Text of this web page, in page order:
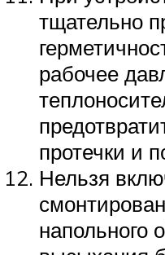
тщательно
рабочее
протечки и
Нельзя
напольного